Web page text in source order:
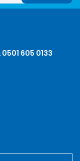
605 0133